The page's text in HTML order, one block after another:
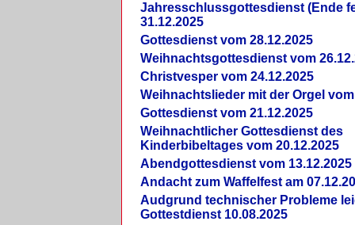
Jahresschlussgottesdienst (Ende
31.12.2025
Gottesdienst vom 28.12.2025
Weihnachtsgottesdienst vom
Christvesper vom 24.12.2025
Weihnachtslieder mit der Orgel vom
Gottesdienst vom 21.12.2025
Weihnachtlicher Gottesdienst des
Kinderbibeltages vom 20.12.2025
Abendgottesdienst vom 13.12.2025
Andacht zum Waffelfest am
Audgrund technischer Probleme
Gottestdienst 10.08.2025